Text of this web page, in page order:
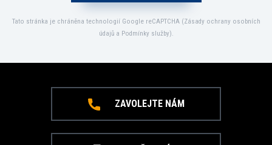
Tato stránka je chráněna technologií Google reCAPTCHA (Zásady ochrany osobních
údajůa Podmínky služby).
ZAVOLEJTE NÁM